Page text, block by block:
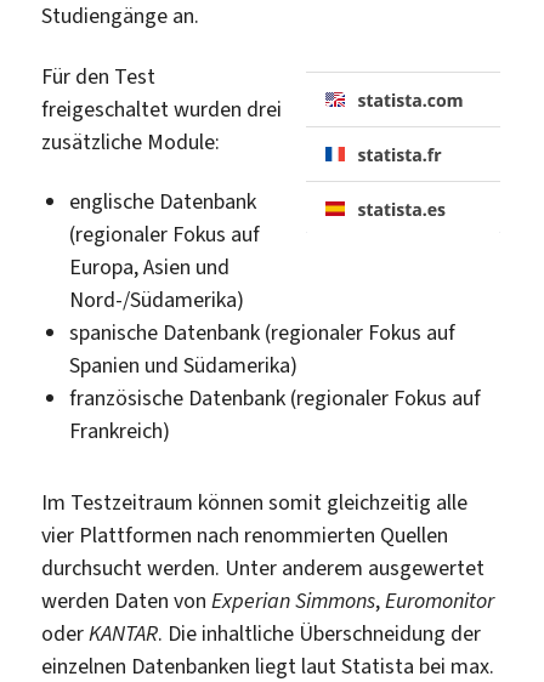
Studiengänge an.
Für den Test
freigeschaltet wurden drei
zusätzliche Module:
englische Datenbank
(regionaler Fokus auf
Europa, Asien und
Nord-/Südamerika)
spanische Datenbank (regionaler Fokus auf
Spanien und Südamerika)
französische Datenbank (regionaler Fokus auf
Frankreich)
Im Testzeitraum können somit gleichzeitig alle
vier Plattformen nach renommierten Quellen
durchsucht werden. Unter anderem ausgewertet
werden Daten vonExperian Simmons,Euromonitor
oderKANTAR. Die inhaltliche Überschneidung der
einzelnen Datenbanken liegt laut Statista bei max.